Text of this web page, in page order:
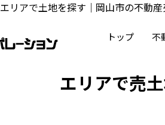
エリアで土地を探す｜岡山市の不動
トップ 不
エリアで売